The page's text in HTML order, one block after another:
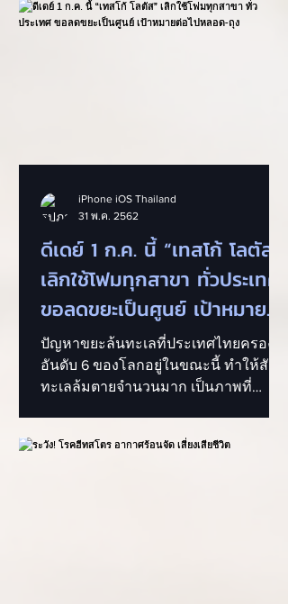
ดีเดย์ 1 ก.ค. นี้ “เทสโก้ โลตัส”
เลิกใช้โฟมทุกสาขา ทั่วประเทศ
ขอลดขยะเป็นศูนย์ เป้าหมาย
ต่อไปหลอด-ถุง
ปัญหาขยะล้นทะเลที่ประเทศไทยครอง
อันดับ 6 ของโลกอยู่ในขณะนี้ ทำให้สัตว์
ทะเลล้มตายจำนวนมาก เป็นภาพที่
iPhone iOS Thailand
31 พ.ค. 2562